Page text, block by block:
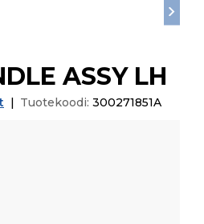
ASSY LH
Tuotekoodi: 300271851A